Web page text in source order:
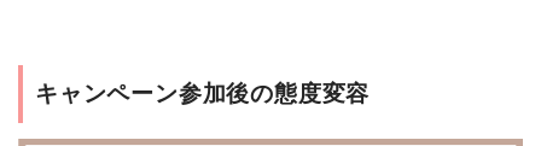
キャンペーン参加後の態度変容